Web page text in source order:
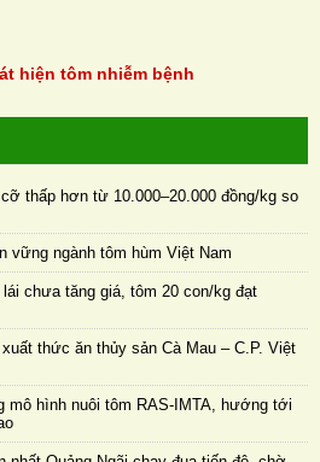
hiện tôm nhiễm bệnh
thấp hơn từ 10.000–20.000 đồng/kg so
vững ngành tôm hùm Việt Nam
chưa tăng giá, tôm 20 con/kg đạt
thức ăn thủy sản Cà Mau – C.P. Việt
mô hình nuôi tôm RAS-IMTA, hướng tới